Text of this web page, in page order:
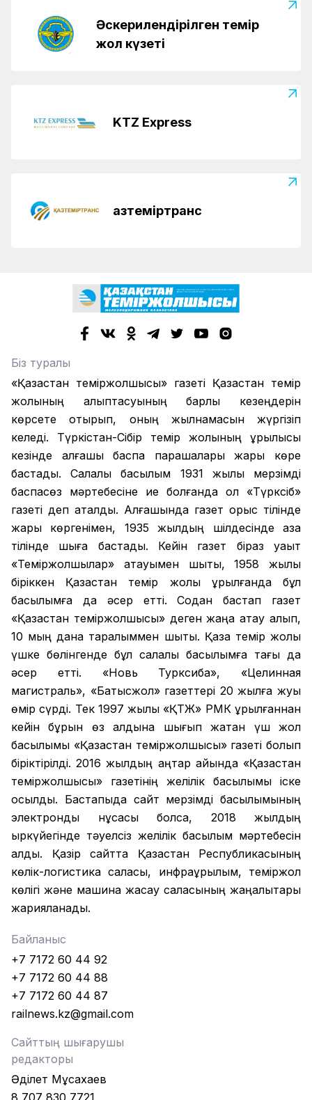
Әскерилендірілген темір
жол күзеті
KTZ Express
Қазтеміртранс
Біз туралы
«Қазақстан теміржолшысы» газеті Қазақстан темір
жолының қалыптасуының барлық кезеңдерін
көрсете отырып, оның жылнамасын жүргізіп
келеді. Түркістан-Сібір темір жолының құрылысы
кезінде алғашқы баспа парақшалары жарық көре
бастады. Салалық басылым 1931 жылы мерзімді
баспасөз мәртебесіне ие болғанда ол «Түрксіб»
газеті деп аталды. Алғашында газет орыс тілінде
жарық көргенімен, 1935 жылдың шілдесінде қазақ
тілінде шыға бастады. Кейін газет біраз уақыт
«Теміржолшылар» атауымен шықты, 1958 жылы
біріккен Қазақстан темір жолы құрылғанда бұл
басылымға да әсер етті. Содан бастап газет
«Қазақстан теміржолшысы» деген жаңа атау алып,
10 мың дана таралыммен шықты. Қазақ темір жолы
үшке бөлінгенде бұл салалық басылымға тағы да
әсер етті. «Новь Турксиба», «Целинная
магистраль», «Батысжол» газеттері 20 жылға жуық
өмір сүрді. Тек 1997 жылы «ҚТЖ» РМК құрылғаннан
кейін бұрын өз алдына шығып жатқан үш жол
басылымы «Қазақстан теміржолшысы» газеті болып
біріктірілді. 2016 жылдың қаңтар айында «Қазақстан
теміржолшысы» газетінің желілік басылымы іске
қосылды. Бастапқыда сайт мерзімді басылымының
электронды нұсқасы болса, 2018 жылдың
қыркүйегінде тәуелсіз желілік басылым мәртебесін
алды. Қазір сайтта Қазақстан Республикасының
көлік-логистика саласы, инфрақұрылым, теміржол
көлігі және машина жасау саласының жаңалықтары
жарияланады.
Байланыс
+7 7172 60 44 92
+7 7172 60 44 88
+7 7172 60 44 87
railnews.kz@gmail.com
Сайттың шығарушы
редакторы
Әділет Мұсахаев
8 707 830 7721